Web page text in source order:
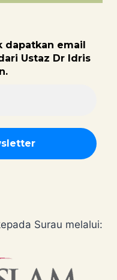
dapatkan email
Ustaz Dr Idris
Surau melalui: